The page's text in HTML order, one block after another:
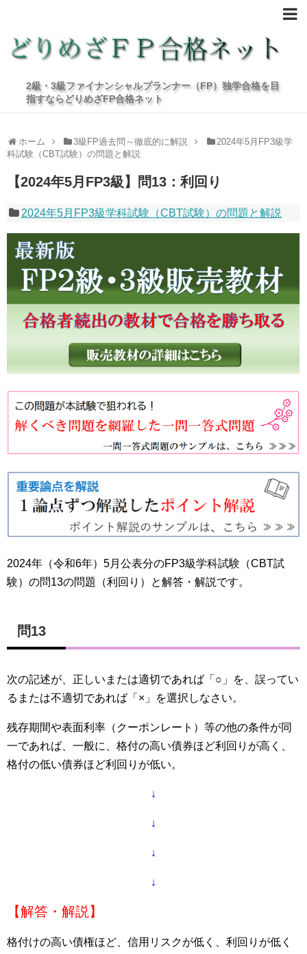
2級・3級ファイナンシャルプランナー（FP）独学合格を目
指すならどりめざFP合格ネット
ホーム 3級FP過去問～徹底的に解説
2024年5月FP3級学
科試験（CBT試験）の問題と解説
【2024年5月FP3級】問13：利回り
2024年5月FP3級学科試験（CBT試験）の問題と解説
2024年（令和6年）5月公表分のFP3級学科試験（CBT試
験）の問13の問題（利回り）と解答・解説です。
問13
次の記述が、正しいまたは適切であれば「○」を、誤ってい
るまたは不適切であれば「×」を選択しなさい。
残存期間や表面利率（クーポンレート）等の他の条件が同
一であれば、一般に、格付の高い債券ほど利回りが高く、
格付の低い債券ほど利回りが低い。
↓
↓
↓
↓
【解答・解説】
格付けの高い債権ほど、信用リスクが低く、利回りが低く